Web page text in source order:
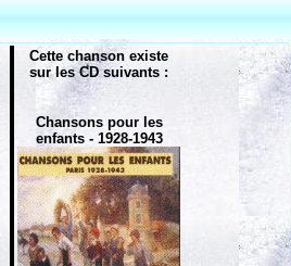
Cette chanson existe
sur les CD suivants :
Chansons pour les
enfants - 1928-1943